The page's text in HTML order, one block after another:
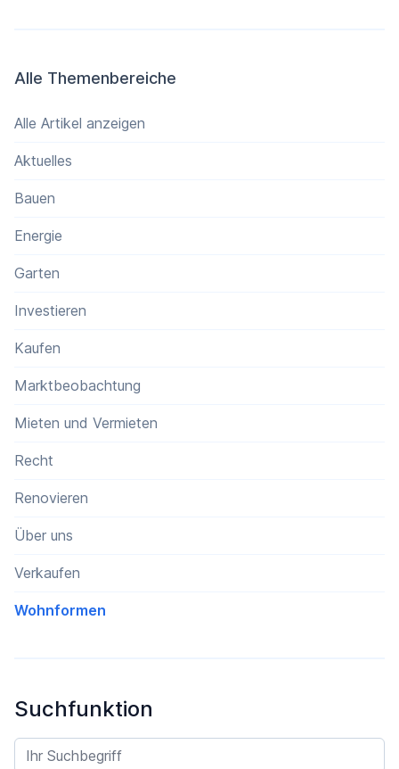
Alle Themenbereiche
Alle Artikel anzeigen
Aktuelles
Bauen
Energie
Garten
Investieren
Kaufen
Marktbeobachtung
Mieten und Vermieten
Recht
Renovieren
Über uns
Verkaufen
Wohnformen
Suchfunktion